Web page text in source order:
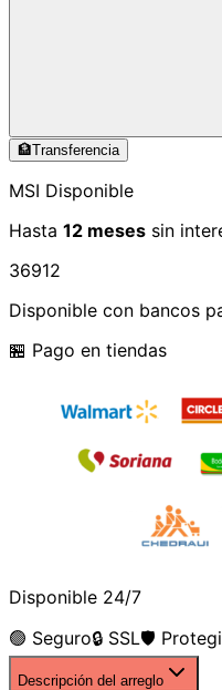
🏦Transferencia
MSI Disponible
Hasta 12 meses sin
36912
Disponible con bancos
🏪 Pago en tiendas
Disponible 24/7
🟢 Seguro🔒 SSL🛡️
Descripción del arreglo